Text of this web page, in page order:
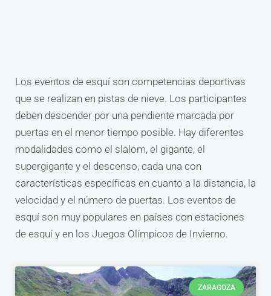
Los eventos de esquí son competencias deportivas
que se realizan en pistas de nieve. Los participantes
deben descender por una pendiente marcada por
puertas en el menor tiempo posible. Hay diferentes
modalidades como el slalom, el gigante, el
supergigante y el descenso, cada una con
características específicas en cuanto a la distancia, la
velocidad y el número de puertas. Los eventos de
esquí son muy populares en países con estaciones
de esquí y en los Juegos Olímpicos de Invierno.
ZARAGOZA